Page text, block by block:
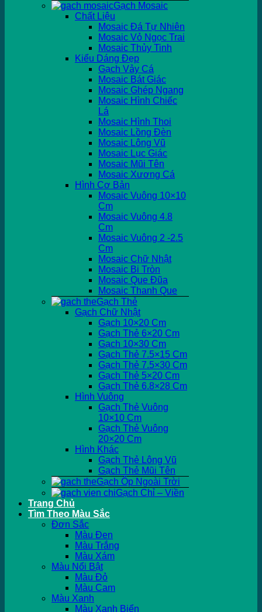
Gạch Mosaic
Chất Liệu
Mosaic Đá Tự Nhiên
Mosaic Vỏ Ngọc Trai
Mosaic Thủy Tinh
Kiểu Dáng Đẹp
Gạch Vảy Cá
Mosaic Bát Giác
Mosaic Ghép Ngang
Mosaic Hình Chiếc
Lá
Mosaic Hình Thoi
Mosaic Lồng Đèn
Mosaic Lông Vũ
Mosaic Lục Giác
Mosaic Mũi Tên
Mosaic Xương Cá
Hình Cơ Bản
Mosaic Vuông 10×10
Cm
Mosaic Vuông 4.8
Cm
Mosaic Vuông 2 -2.5
Cm
Mosaic Chữ Nhật
Mosaic Bi Tròn
Mosaic Que Đũa
Mosaic Thanh Que
Gạch Thẻ
Gạch Chữ Nhật
Gạch 10×20 Cm
Gạch Thẻ 6×20 Cm
Gạch 10×30 Cm
Gạch Thẻ 7.5×15 Cm
Gạch Thẻ 7.5×30 Cm
Gạch Thẻ 5×20 Cm
Gạch Thẻ 6.8×28 Cm
Hình Vuông
Gạch Thẻ Vuông
10×10 Cm
Gạch Thẻ Vuông
20×20 Cm
Hình Khác
Gạch Thẻ Lông Vũ
Gạch Thẻ Mũi Tên
Gạch Ốp Ngoài Trời
Gạch Chỉ – Viền
Trang Chủ
Tìm Theo Màu Sắc
Đơn Sắc
Màu Đen
Màu Trắng
Màu Xám
Màu Nổi Bật
Màu Đỏ
Màu Cam
Màu Xanh
Màu Xanh Biển